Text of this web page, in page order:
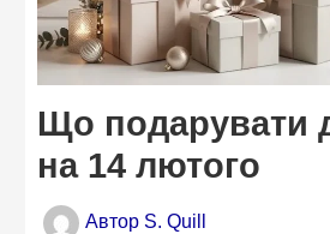
Що подарувати
на 14 лютого
Автор S. Quill